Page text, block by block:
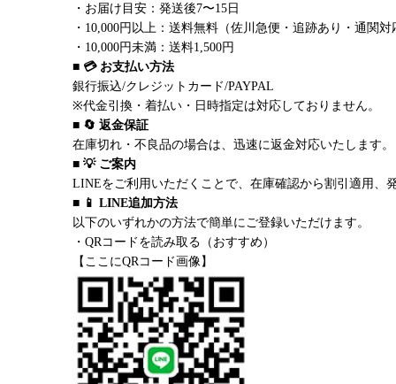
・お届け目安：発送後7〜15日
・10,000円以上：送料無料（佐川急便・追跡あり・通関対
・10,000円未満：送料1,500円
■ 💳 お支払い方法
銀行振込/クレジットカード/PAYPAL
※代金引換・着払い・日時指定は対応しておりません。
■ 🔄 返金保証
在庫切れ・不良品の場合は、迅速に返金対応いたします。
■ 💡 ご案内
LINEをご利用いただくことで、在庫確認から割引適用、
■ 📱 LINE追加方法
以下のいずれかの方法で簡単にご登録いただけます。
・QRコードを読み取る（おすすめ）
【ここにQRコード画像】